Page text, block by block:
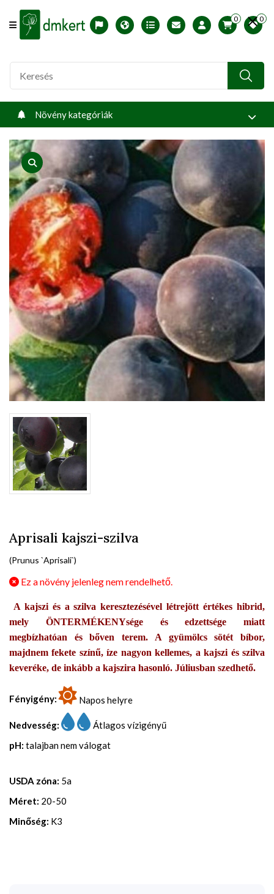
Offcanvas Menu Open
English version
Télállósági zónák
Nyomtatható ABC árjegyzék
Profilom
0 0
Növény kategóriák
product view
Aprisali kajszi-szilva
(Prunus `Aprisali`)
Ez a növény jelenleg nem rendelhető.
A kajszi és a szilva keresztezésével létrejött értékes hibrid,
mely ÖNTERMÉKENYsége és edzettsége miatt
megbízhatóan és bőven terem. A gyümölcs sötét bíbor,
majdnem fekete színű, íze nagyon kellemes, a kajszi és szilva
keveréke, de inkább a kajszira hasonló. Júliusban szedhető.
Fényigény: Napos helyre
Nedvesség:
Átlagos vízigényű
pH: talajban nem válogat
USDA zóna: 5a
Méret: 20-50
Minőség: K3